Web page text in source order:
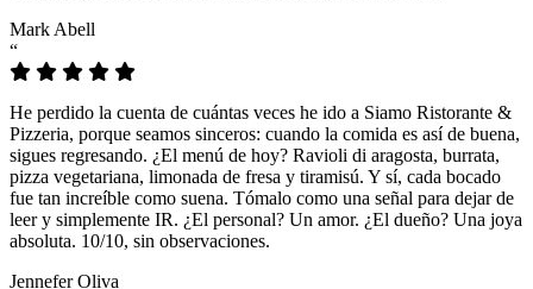
Mark Abell
“
He perdido la cuenta de cuántas veces he ido a Siamo Ristorante &
Pizzeria, porque seamos sinceros: cuando la comida es así de buena,
sigues regresando. ¿El menú de hoy? Ravioli di aragosta, burrata,
pizza vegetariana, limonada de fresa y tiramisú. Y sí, cada bocado
fue tan increíble como suena. Tómalo como una señal para dejar de
leer y simplemente IR. ¿El personal? Un amor. ¿El dueño? Una joya
absoluta. 10/10, sin observaciones.
Jennefer Oliva